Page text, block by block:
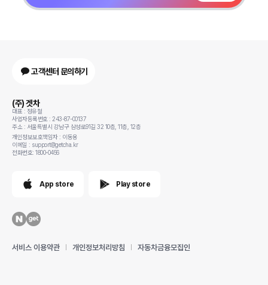
고객센터 문의하기
(주) 겟차
대표 : 정유철
사업자등록번호 : 243-87-00137
주소 : 서울특별시 강남구 삼성로91길 32 10층, 11층, 12층
개인정보보호책임자 : 이동용
이메일 : support@getcha.kr
전화번호: 1800-0456
App store Play store
서비스 이용약관 개인정보처리방침 자동차금융모집인